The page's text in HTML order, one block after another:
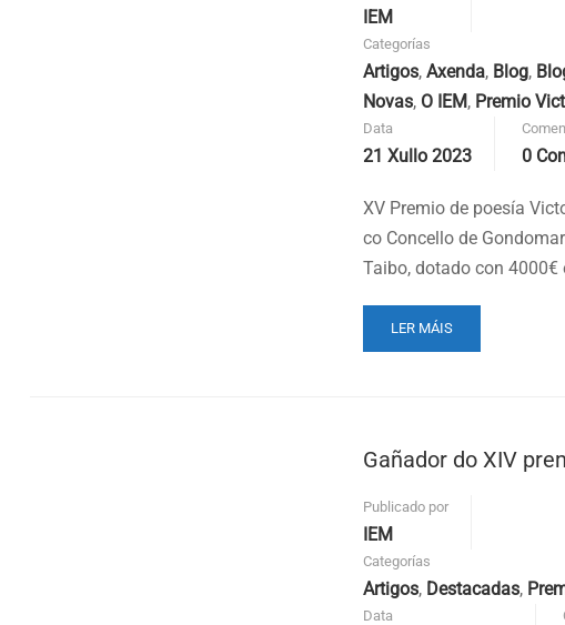
DE
VICTORIANO
TAIBO
DE
IEM
Categorías
Artigos, Axenda, Blog,
Novas, O IEM, Premio
Data
21 Xullo 2023 0
XV Premio de poesía
co Concello de
Taibo, dotado con
READ
MORE
POESÍA
TAIBO
LER MÁIS
Gañador do XIV
Publicado por
IEM
Categorías
Artigos, Destacadas,
Data